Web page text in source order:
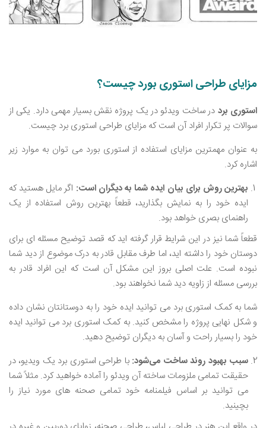
مزایای طراحی استوری بورد چیست؟
استوری برد در ساخت ویدئو در یک پروژه نقش بسیار مهمی دارد. یکی از
سوالات پر تکرار افراد آن است که مزایای طراحی استوری برد چیست.
به عنوان مهمترین مزایای استفاده از استوری بورد می ‌توان به موارد زیر
اشاره کرد.
بهترین روش برای بیان ایده شما به دیگران است: اگر مایل هستید که
ایده خود را به نمایش بگذارید، قطعاً بهترین روش استفاده از یک
راهنمای بصری خواهد بود.
قطعاً شما نیز در این شرایط قرار گرفته ‌اید که قصد توضیح مسئله ‌ای برای
دوستان خود را داشته ‌اید، اما طرف مقابل قادر به درک موضوع از دید شما
نبوده است. علت اصلی بروز این مشکل آن است که این افراد قادر به
بررسی مسئله از زاویه دید شما نخواهند بود.
شما به کمک استوری برد می‌ توانید ایده خود را به دوستانتان نشان داده
و شکل نهایی پروژه را مشخص کنید. به کمک استوری برد می ‌توانید ایده
خود را بسیار راحت و آسان به دیگران توضیح دهید.
سبب بهبود روند ساخت می‌شود: با طراحی استوری برد یک ویدیو، در
حقیقت تمامی ملزومات ساخته آن ویدئو را آماده خواهید کرد. مثلاً شما
می ‌توانید بر اساس فیلمنامه خود تمامی صحنه‌ های مورد نیاز را
بچینید.